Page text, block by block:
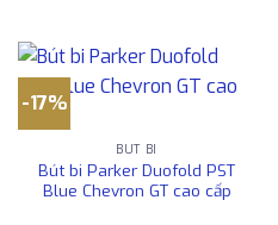
-17%
BÚT BI
Bút bi Parker Duofold PST
Blue Chevron GT cao cấp